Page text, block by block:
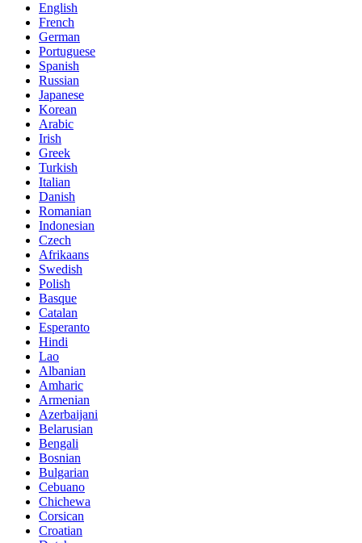
English
French
German
Portuguese
Spanish
Russian
Japanese
Korean
Arabic
Irish
Greek
Turkish
Italian
Danish
Romanian
Indonesian
Czech
Afrikaans
Swedish
Polish
Basque
Catalan
Esperanto
Hindi
Lao
Albanian
Amharic
Armenian
Azerbaijani
Belarusian
Bengali
Bosnian
Bulgarian
Cebuano
Chichewa
Corsican
Croatian